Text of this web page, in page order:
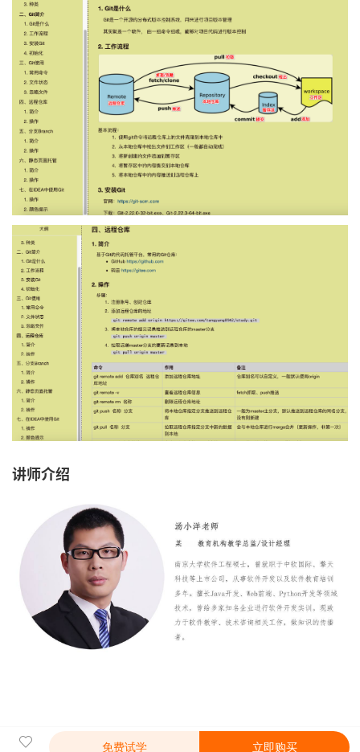
讲师介绍
免费试学 立即购买